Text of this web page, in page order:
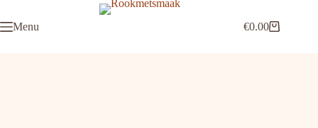
de Menu Winkelwagen
€0.00